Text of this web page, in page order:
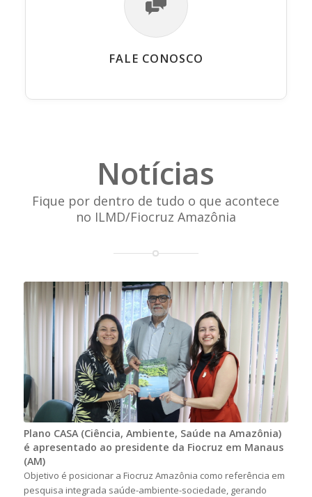
FALE CONOSCO
Notícias
Fique por dentro de tudo o que acontece
no ILMD/Fiocruz Amazônia
Plano CASA (Ciência, Ambiente, Saúde na Amazônia)
é apresentado ao presidente da Fiocruz em Manaus
(AM)
Objetivo é posicionar a Fiocruz Amazônia como referência em
pesquisa integrada saúde-ambiente-sociedade, gerando